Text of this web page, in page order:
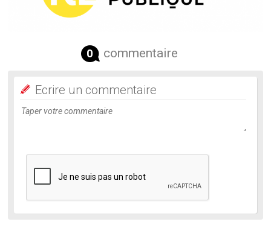
0 commentaire
Ecrire un commentaire